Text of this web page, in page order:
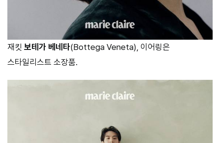
재킷 보테가 베네타(Bottega Veneta), 이어링은
스타일리스트 소장품.